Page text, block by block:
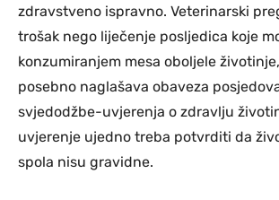
zdravstveno ispravno. Veterinarski
trošak nego liječenje posljedica koje
konzumiranjem mesa oboljele
posebno naglašava obaveza
svjedodžbe-uvjerenja o zdravlju
uvjerenje ujedno treba potvrditi da
spola nisu gravidne.